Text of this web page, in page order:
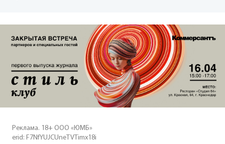
Реклама. 18+ ООО «ЮМБ»
erid: F7NfYUJCUneTVTimx18i